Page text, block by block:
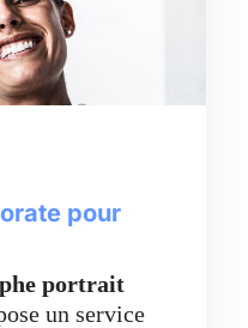
pour
portrait
un service